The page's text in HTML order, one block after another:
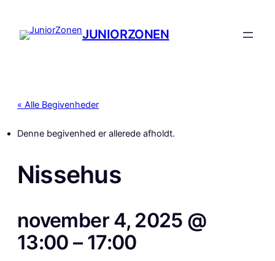
JUNIORZONEN
« Alle Begivenheder
Denne begivenhed er allerede afholdt.
Nissehus
november 4, 2025 @
13:00 – 17:00